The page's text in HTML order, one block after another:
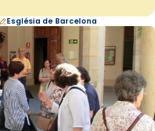
Església de Barcelona